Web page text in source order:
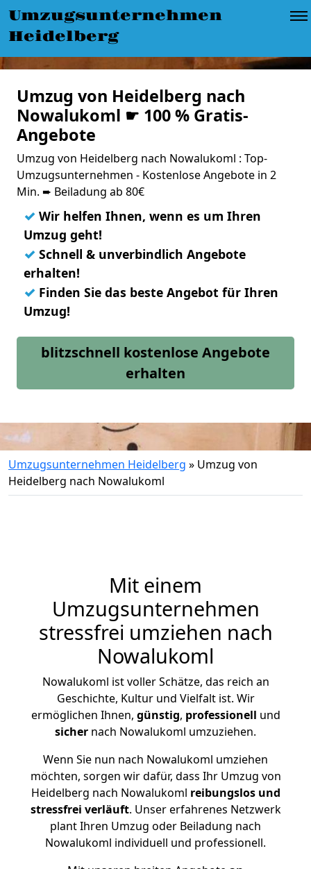
Umzugsunternehmen
Heidelberg
Umzug von Heidelberg nach
Nowalukoml ☛ 100 % Gratis-
Angebote
Umzug von Heidelberg nach Nowalukoml : Top-
Umzugsunternehmen - Kostenlose Angebote in 2
Min. ➨ Beiladung ab 80€
✓ Wir helfen Ihnen, wenn es um Ihren
Umzug geht!
✓ Schnell & unverbindlich Angebote
erhalten!
✓ Finden Sie das beste Angebot für Ihren
Umzug!
blitzschnell kostenlose Angebote
erhalten
Umzugsunternehmen Heidelberg » Umzug von
Heidelberg nach Nowalukoml
Mit einem
Umzugsunternehmen
stressfrei umziehen nach
Nowalukoml
Nowalukoml ist voller Schätze, das reich an
Geschichte, Kultur und Vielfalt ist. Wir
ermöglichen Ihnen, günstig, professionell und
sicher nach Nowalukoml umzuziehen.
Wenn Sie nun nach Nowalukoml umziehen
möchten, sorgen wir dafür, dass Ihr Umzug von
Heidelberg nach Nowalukoml reibungslos und
stressfrei verläuft. Unser erfahrenes Netzwerk
plant Ihren Umzug oder Beiladung nach
Nowalukoml individuell und professionell.